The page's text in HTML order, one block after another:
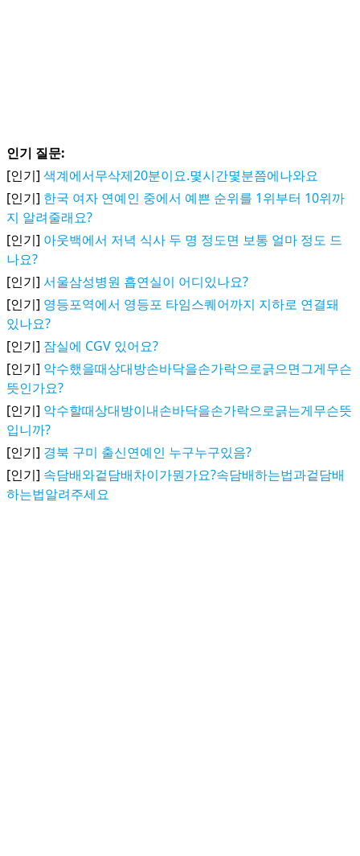
인기 질문:
[인기] 색계에서무삭제20분이요.몇시간몇분쯤에나와요
[인기] 한국 여자 연예인 중에서 예쁜 순위를 1위부터 10위까
지 알려줄래요?
[인기] 아웃백에서 저녁 식사 두 명 정도면 보통 얼마 정도 드
나요?
[인기] 서울삼성병원 흡연실이 어디있나요?
[인기] 영등포역에서 영등포 타임스퀘어까지 지하로 연결돼
있나요?
[인기] 잠실에 CGV 있어요?
[인기] 악수했을때상대방손바닥을손가락으로긁으면그게무슨
뜻인가요?
[인기] 악수할때상대방이내손바닥을손가락으로긁는게무슨뜻
입니까?
[인기] 경북 구미 출신연예인 누구누구있음?
[인기] 속담배와겉담배차이가뭔가요?속담배하는법과겉담배
하는법알려주세요